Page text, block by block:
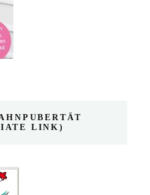
LINK)